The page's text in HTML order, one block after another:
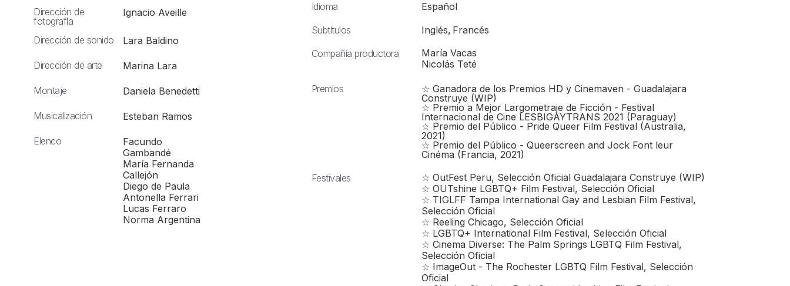
Dirección de
fotografía
Ignacio Aveille
Dirección de sonido Lara Baldino
Dirección de arte Marina Lara
Montaje Daniela Benedetti
Musicalización Esteban Ramos
Elenco
Facundo
Gambandé
María Fernanda
Callejón
Diego de Paula
Antonella Ferrari
Lucas Ferraro
Norma Argentina
Idioma
Español
Subtítulos
Inglés, Francés
Compañía productora
María Vacas
Nicolás Teté
Premios
☆ Ganadora de los Premios HD y Cinemaven - Guadalajara
Construye (WIP)
☆ Premio a Mejor Largometraje de Ficción - Festival
Internacional de Cine LESBIGAYTRANS 2021 (Paraguay)
☆ Premio del Público - Pride Queer Film Festival (Australia,
2021)
☆ Premio del Público - Queerscreen and Jock Font leur
Cinéma (Francia, 2021)
Festivales
☆ OutFest Peru, Selección Oficial Guadalajara Construye (WIP)
☆ OUTshine LGBTQ+ Film Festival, Selección Oficial
☆ TIGLFF Tampa International Gay and Lesbian Film Festival,
Selección Oficial
☆ Reeling Chicago, Selección Oficial
☆ LGBTQ+ International Film Festival, Selección Oficial
☆ Cinema Diverse: The Palm Springs LGBTQ Film Festival,
Selección Oficial
☆ ImageOut - The Rochester LGBTQ Film Festival, Selección
Oficial